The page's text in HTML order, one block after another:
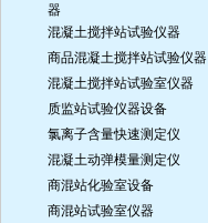
器
混凝土搅拌站试验仪器
商品混凝土搅拌站试验仪器
混凝土搅拌站试验室仪器
质监站试验仪器设备
氯离子含量快速测定仪
混凝土动弹模量测定仪
商混站化验室设备
商混站试验室仪器